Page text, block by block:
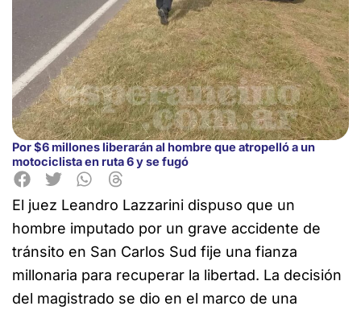
Por $6 millones liberarán al hombre que atropelló a un
motociclista en ruta 6 y se fugó
El juez Leandro Lazzarini dispuso que un
hombre imputado por un grave accidente de
tránsito en San Carlos Sud fije una fianza
millonaria para recuperar la libertad. La decisión
del magistrado se dio en el marco de una